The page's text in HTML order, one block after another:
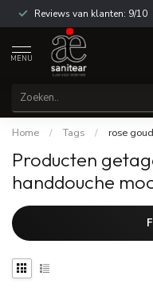
Reviews van klanten: 9/10
MENU
Home / Tags / rose
Producten
handdouche